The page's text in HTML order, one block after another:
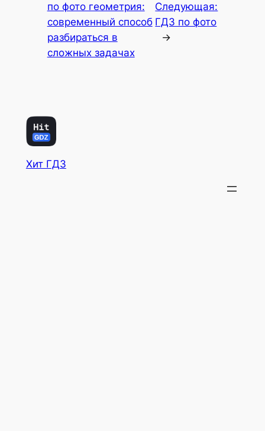
по фото геометрия:
современный способ
разбираться в
сложных задачах
Следующая:
ГДЗ по фото
→
Хит ГДЗ